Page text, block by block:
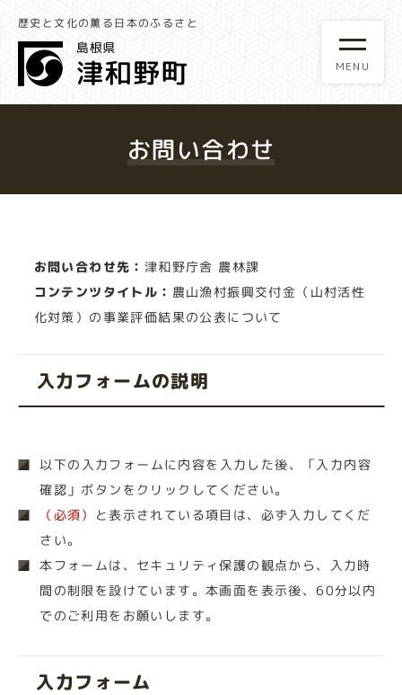
歴史と文化の薫る日本のふるさと
お問い合わせ
お問い合わせ先： 津和野庁舎 農林課
コンテンツタイトル： 農山漁村振興交付金（山村活性
化対策）の事業評価結果の公表について
入力フォームの説明
以下の入力フォームに内容を入力した後、「入力内容
確認」ボタンをクリックしてください。
（必須） と表示されている項目は、必ず入力してくだ
さい。
本フォームは、セキュリティ保護の観点から、入力時
間の制限を設けています。本画面を表示後、60分以内
でのご利用をお願いします。
入力フォーム